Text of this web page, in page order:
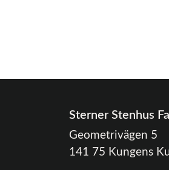
Sterner Stenhus
Geometrivägen 5
141 75 Kungens